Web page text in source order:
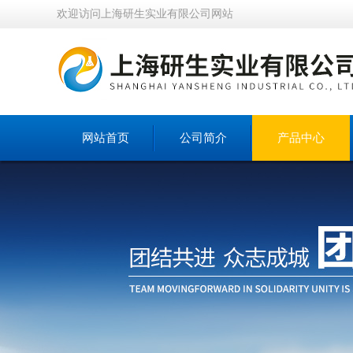
欢迎访问上海研生实业有限公司网站
网站首页 公司简介 产品中心